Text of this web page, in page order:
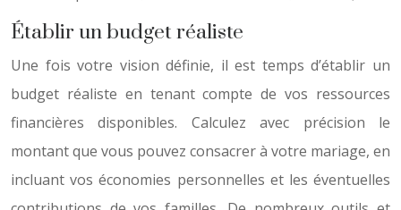
Établir un budget réaliste
Une fois votre vision définie, il est temps d’établir un
budget réaliste en tenant compte de vos ressources
financières disponibles. Calculez avec précision le
montant que vous pouvez consacrer à votre mariage, en
incluant vos économies personnelles et les éventuelles